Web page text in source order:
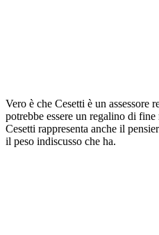
Vero è che Cesetti è un assessore
potrebbe essere un regalino di
Cesetti rappresenta anche il
il peso indiscusso che ha.